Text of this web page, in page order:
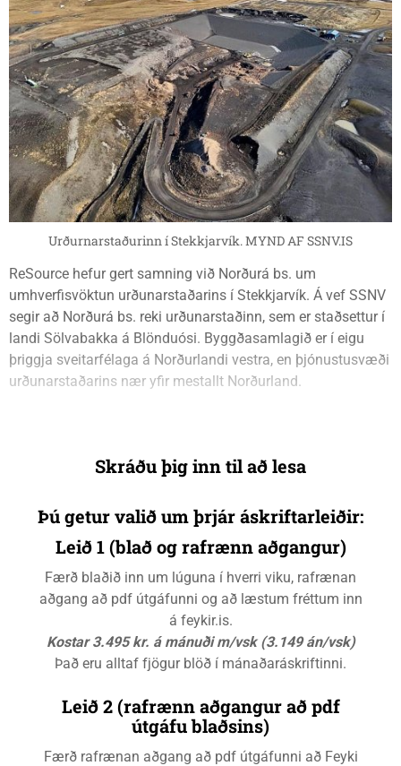
Urðurnarstaðurinn í Stekkjarvík. MYND AF SSNV.IS
ReSource hefur gert samning við Norðurá bs. um
umhverfisvöktun urðunarstaðarins í Stekkjarvík. Á vef SSNV
segir að Norðurá bs. reki urðunarstaðinn, sem er staðsettur í
landi Sölvabakka á Blönduósi. Byggðasamlagið er í eigu
þriggja sveitarfélaga á Norðurlandi vestra, en þjónustusvæði
urðunarstaðarins nær yfir mestallt Norðurland.
Skráðu þig inn til að lesa
Þú getur valið um þrjár áskriftarleiðir:
Leið 1 (blað og rafrænn aðgangur)
Færð blaðið inn um lúguna í hverri viku, rafrænan
aðgang að pdf útgáfunni og að læstum fréttum inn
á feykir.is.
Kostar 3.495 kr. á mánuði m/vsk (3.149 án/vsk)
Það eru alltaf fjögur blöð í mánaðaráskriftinni.
Leið 2 (rafrænn aðgangur að pdf
útgáfu blaðsins)
Færð rafrænan aðgang að pdf útgáfunni að Feyki